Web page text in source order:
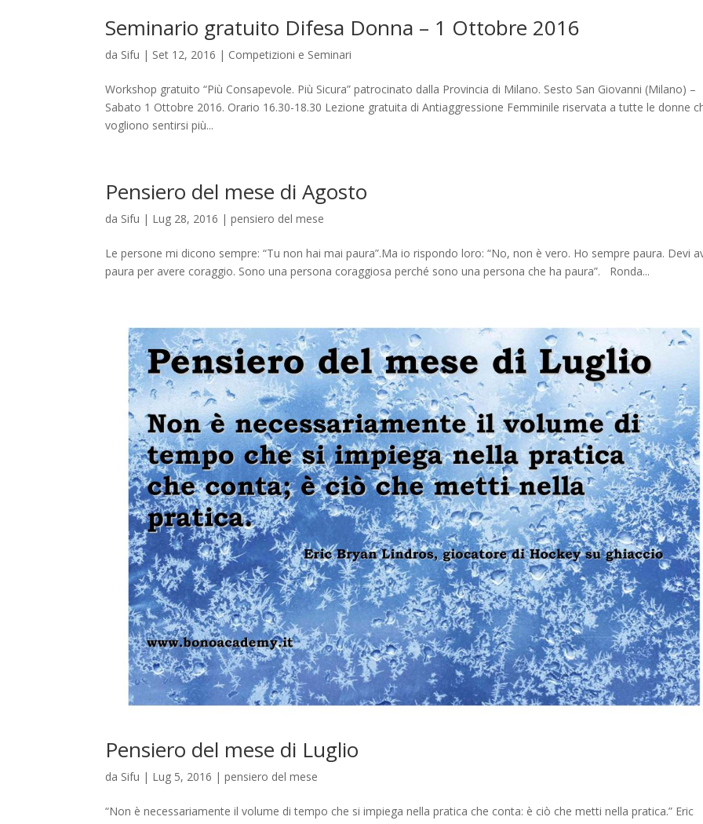
Seminario gratuito Difesa Donna – 1 Ottobre 2016
da Sifu | Set 12, 2016 | Competizioni e Seminari
Workshop gratuito “Più Consapevole. Più Sicura” patrocinato dalla Provincia di Milano. Sesto San Giovanni (Milano) –
Sabato 1 Ottobre 2016. Orario 16.30-18.30 Lezione gratuita di Antiaggressione Femminile riservata a tutte le donne
vogliono sentirsi più...
Pensiero del mese di Agosto
da Sifu | Lug 28, 2016 |pensiero del mese
Le persone mi dicono sempre: “Tu non hai mai paura”.Ma io rispondo loro: “No, non è vero. Ho sempre paura. Devi
paura per avere coraggio. Sono una persona coraggiosa perché sono una persona che ha paura”. Ronda...
Pensiero del mese di Luglio
da Sifu | Lug 5, 2016 |pensiero del mese
“Non è necessariamente il volume di tempo che si impiega nella pratica che conta: è ciò che metti nella pratica.” Eric